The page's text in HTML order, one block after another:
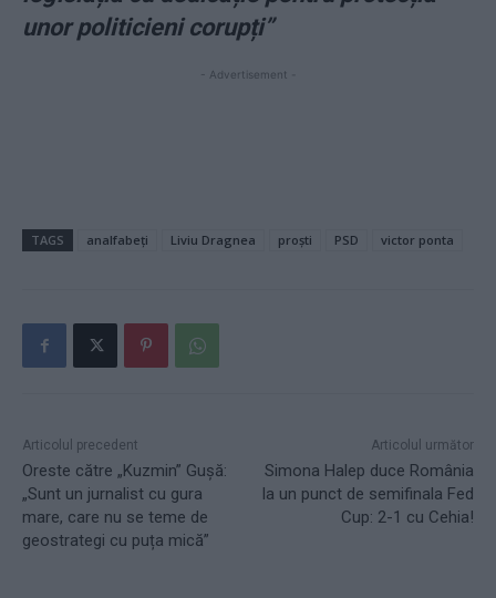
unor politicieni corupți”
- Advertisement -
TAGS analfabeți Liviu Dragnea proști PSD victor ponta
Articolul precedent
Oreste către „Kuzmin” Gușă:
„Sunt un jurnalist cu gura
mare, care nu se teme de
geostrategi cu puța mică”
Articolul următor
Simona Halep duce România
la un punct de semifinala Fed
Cup: 2-1 cu Cehia!